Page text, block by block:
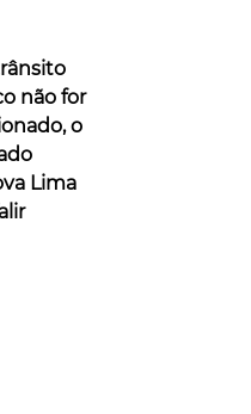
não for
o
Lima